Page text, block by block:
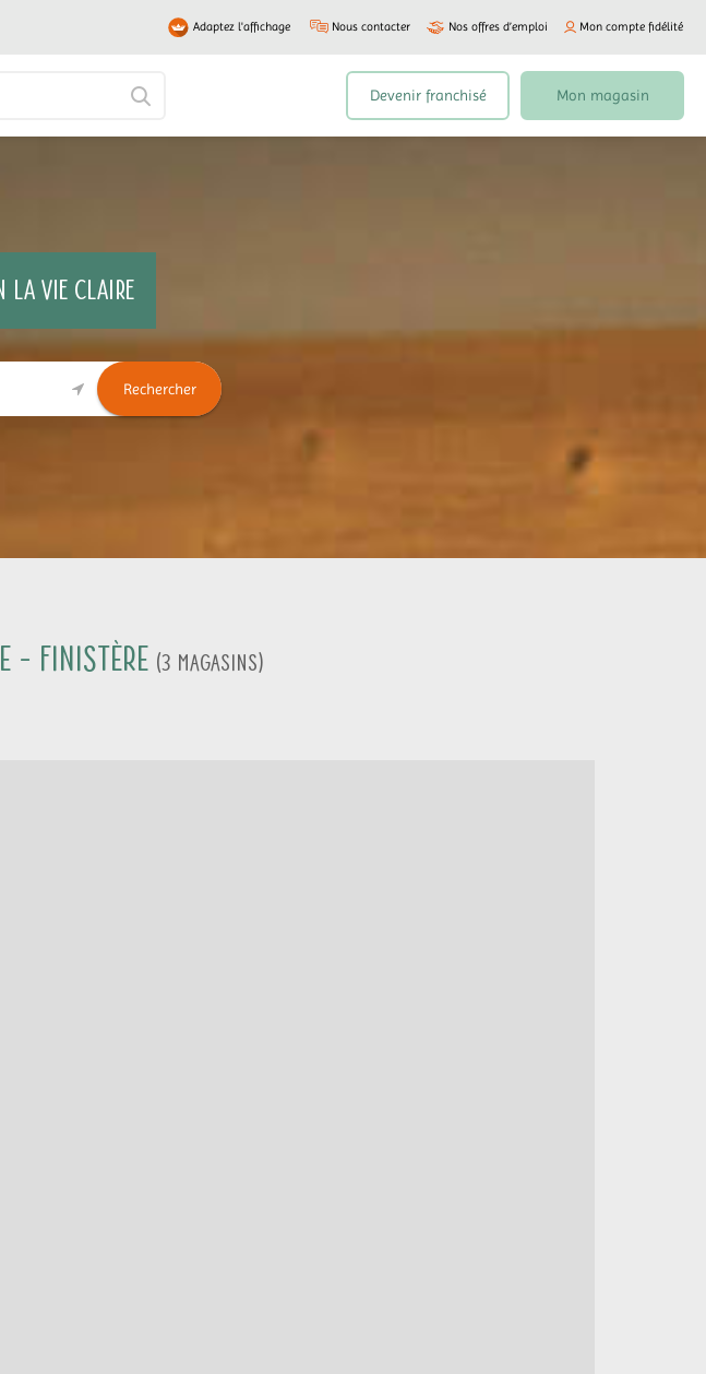
Adaptez l'affichage Nous contacter Nos offres d’emploi Mon compte fidélité
Devenir franchisé Mon magasin
LA VIE CLAIRE
Rechercher
- Finistère (3 Magasins)